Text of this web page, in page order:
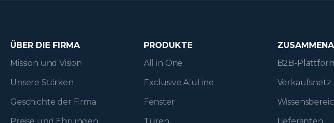
ÜBER DIE FIRMA
Mission und Vision
Unsere Stärken
Geschichte der Firma
PRODUKTE
All in One
Exclusive AluLine
Fenster
B2B-
Verkaufsnetz